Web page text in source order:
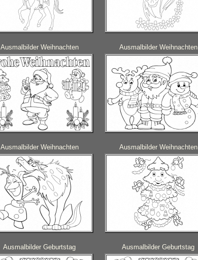
Ausmalbilder Weihnachten Ausmalbilder Weihnachten
Ausmalbilder Weihnachten Ausmalbilder Weihnachten
Ausmalbilder Geburtstag Ausmalbilder Geburtstag